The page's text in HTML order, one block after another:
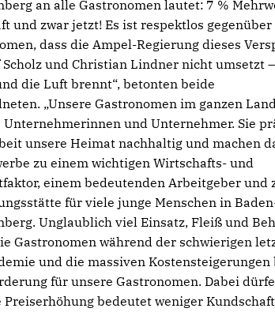
an alle Gastronomen lautet: 7 %
und zwar jetzt! Es ist respektlos
dass die Ampel-Regierung dieses
Scholz und Christian Lindner nicht umsetzt
die Luft brennt“, betonten beide
„Unsere Gastronomen im ganzen
und Unternehmer. Sie
unsere Heimat nachhaltig und machen
zu einem wichtigen Wirtschafts- und
einem bedeutenden Arbeitgeber und
für viele junge Menschen in
Unglaublich viel Einsatz, Fleiß und
Gastronomen während der schwierigen
und die massiven Kostensteigerungen
für unsere Gastronomen. Dabei
bedeutet weniger